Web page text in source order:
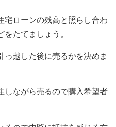
ローンの残高と照らし合わ
たてましょう。
越した後に売るかを決めま
ながら売るので購入希望者